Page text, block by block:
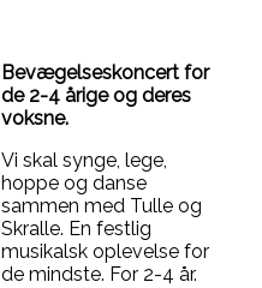
Bevægelseskoncert for
de 2-4 årige og deres
voksne.
Vi skal synge, lege,
hoppe og danse
sammen med Tulle og
Skralle. En festlig
musikalsk oplevelse for
de mindste. For 2-4 år.